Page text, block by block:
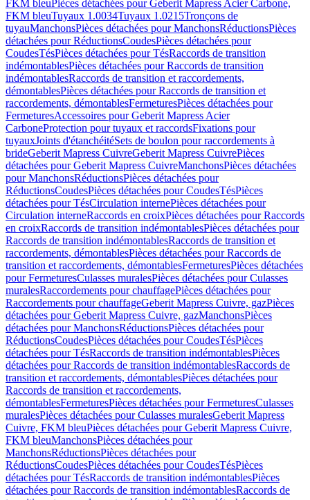
FKM bleuPièces détachées pour Geberit Mapress Acier Carbone,
FKM bleuTuyaux 1.0034Tuyaux 1.0215Tronçons de
tuyauManchonsPièces détachées pour ManchonsRéductionsPièces
détachées pour RéductionsCoudesPièces détachées pour
CoudesTésPièces détachées pour TésRaccords de transition
indémontablesPièces détachées pour Raccords de transition
indémontablesRaccords de transition et raccordements,
démontablesPièces détachées pour Raccords de transition et
raccordements, démontablesFermeturesPièces détachées pour
FermeturesAccessoires pour Geberit Mapress Acier
CarboneProtection pour tuyaux et raccordsFixations pour
tuyauxJoints d'étanchéitéSets de boulon pour raccordements à
brideGeberit Mapress CuivreGeberit Mapress CuivrePièces
détachées pour Geberit Mapress CuivreManchonsPièces détachées
pour ManchonsRéductionsPièces détachées pour
RéductionsCoudesPièces détachées pour CoudesTésPièces
détachées pour TésCirculation internePièces détachées pour
Circulation interneRaccords en croixPièces détachées pour Raccords
en croixRaccords de transition indémontablesPièces détachées pour
Raccords de transition indémontablesRaccords de transition et
raccordements, démontablesPièces détachées pour Raccords de
transition et raccordements, démontablesFermeturesPièces détachées
pour FermeturesCulasses muralesPièces détachées pour Culasses
muralesRaccordements pour chauffagePièces détachées pour
Raccordements pour chauffageGeberit Mapress Cuivre, gazPièces
détachées pour Geberit Mapress Cuivre, gazManchonsPièces
détachées pour ManchonsRéductionsPièces détachées pour
RéductionsCoudesPièces détachées pour CoudesTésPièces
détachées pour TésRaccords de transition indémontablesPièces
détachées pour Raccords de transition indémontablesRaccords de
transition et raccordements, démontablesPièces détachées pour
Raccords de transition et raccordements,
démontablesFermeturesPièces détachées pour FermeturesCulasses
muralesPièces détachées pour Culasses muralesGeberit Mapress
Cuivre, FKM bleuPièces détachées pour Geberit Mapress Cuivre,
FKM bleuManchonsPièces détachées pour
ManchonsRéductionsPièces détachées pour
RéductionsCoudesPièces détachées pour CoudesTésPièces
détachées pour TésRaccords de transition indémontablesPièces
détachées pour Raccords de transition indémontablesRaccords de